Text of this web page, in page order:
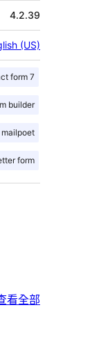
4.2.39
(US)
form 7
builder
mailpoet
form
看全部